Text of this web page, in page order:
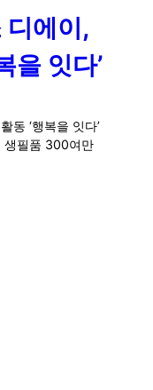
에이,
을 잇다’
동 ‘행복을 잇다’
생필품 300여만